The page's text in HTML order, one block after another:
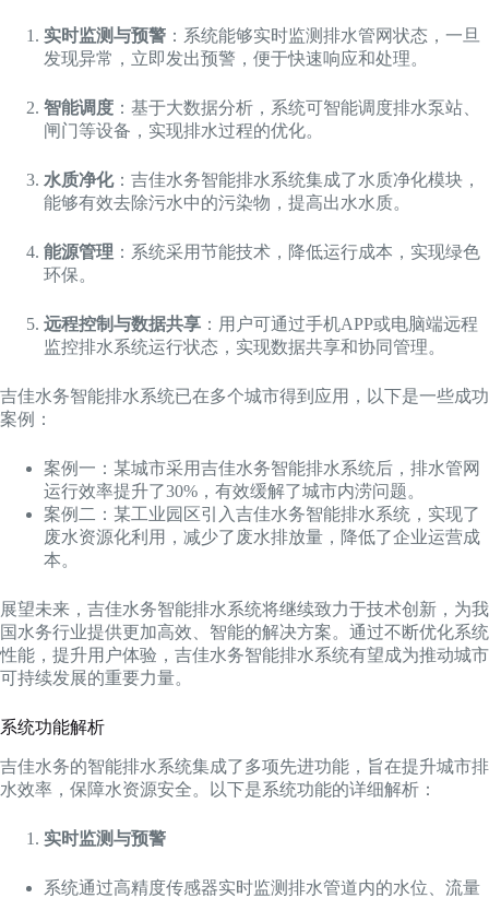
实时监测与预警 ：系统能够实时监测排水管网状态，一旦
发现异常，立即发出预警，便于快速响应和处理。
智能调度 ：基于大数据分析，系统可智能调度排水泵站、
闸门等设备，实现排水过程的优化。
水质净化：吉佳水务智能排水系统集成了水质净化模块，
能够有效去除污水中的污染物，提高出水水质。
能源管理 ：系统采用节能技术，降低运行成本，实现绿色
环保。
远程控制与数据共享 ：用户可通过手机APP或电脑端远程
监控排水系统运行状态，实现数据共享和协同管理。
吉佳水务智能排水系统已在多个城市得到应用，以下是一些成功
案例：
案例一：某城市采用吉佳水务智能排水系统后，排水管网
运行效率提升了30%，有效缓解了城市内涝问题。
案例二：某工业园区引入吉佳水务智能排水系统，实现了
废水资源化利用，减少了废水排放量，降低了企业运营成
本。
展望未来，吉佳水务智能排水系统将继续致力于技术创新，为我
国水务行业提供更加高效、智能的解决方案。通过不断优化系统
性能，提升用户体验，吉佳水务智能排水系统有望成为推动城市
可持续发展的重要力量。
系统功能解析
吉佳水务的智能排水系统集成了多项先进功能，旨在提升城市排
水效率，保障水资源安全。以下是系统功能的详细解析：
实时监测与预警
系统通过高精度传感器实时监测排水管道内的水位、流量